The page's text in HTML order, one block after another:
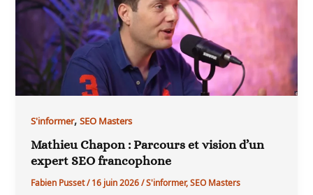
S'informer,SEO Masters
Mathieu Chapon : Parcours et vision d’un
expert SEO francophone
Fabien Pusset/16 juin 2026/S'informer,SEO Masters